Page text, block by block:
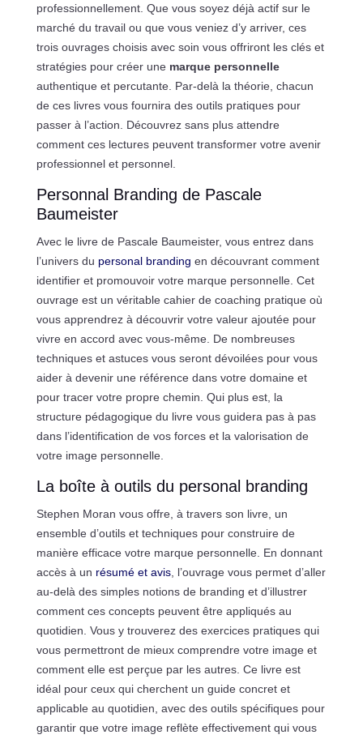
professionnellement. Que vous soyez déjà actif sur le
marché du travail ou que vous veniez d’y arriver, ces
trois ouvrages choisis avec soin vous offriront les clés et
stratégies pour créer une marque personnelle
authentique et percutante. Par-delà la théorie, chacun
de ces livres vous fournira des outils pratiques pour
passer à l’action. Découvrez sans plus attendre
comment ces lectures peuvent transformer votre avenir
professionnel et personnel.
Personnal Branding de Pascale
Baumeister
Avec le livre de Pascale Baumeister, vous entrez dans
l’univers du personal branding en découvrant comment
identifier et promouvoir votre marque personnelle. Cet
ouvrage est un véritable cahier de coaching pratique où
vous apprendrez à découvrir votre valeur ajoutée pour
vivre en accord avec vous-même. De nombreuses
techniques et astuces vous seront dévoilées pour vous
aider à devenir une référence dans votre domaine et
pour tracer votre propre chemin. Qui plus est, la
structure pédagogique du livre vous guidera pas à pas
dans l’identification de vos forces et la valorisation de
votre image personnelle.
La boîte à outils du personal branding
Stephen Moran vous offre, à travers son livre, un
ensemble d’outils et techniques pour construire de
manière efficace votre marque personnelle. En donnant
accès à un résumé et avis, l’ouvrage vous permet d’aller
au-delà des simples notions de branding et d’illustrer
comment ces concepts peuvent être appliqués au
quotidien. Vous y trouverez des exercices pratiques qui
vous permettront de mieux comprendre votre image et
comment elle est perçue par les autres. Ce livre est
idéal pour ceux qui cherchent un guide concret et
applicable au quotidien, avec des outils spécifiques pour
garantir que votre image reflète effectivement qui vous